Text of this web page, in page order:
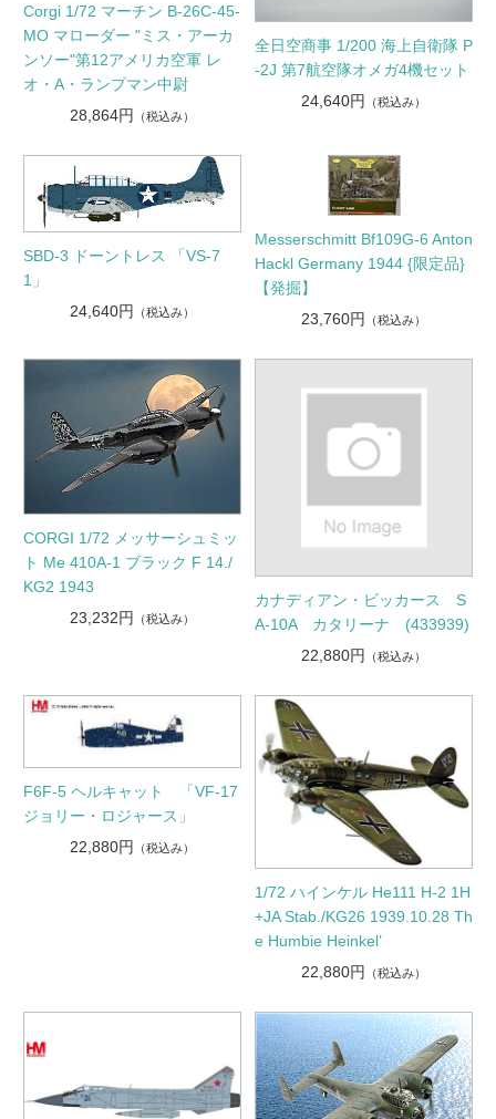
Corgi 1/72 マーチン B-26C-45-
MO マローダー "ミス・アーカ
ンソー"第12アメリカ空軍 レ
オ・A・ランプマン中尉
28,864円
（税込み）
全日空商事 1/200 海上自衛隊 P
-2J 第7航空隊オメガ4機セット
24,640円
（税込み）
SBD-3 ドーントレス 「VS-7
1」
24,640円
（税込み）
Messerschmitt Bf109G-6 Anton
Hackl Germany 1944 {限定品}
【発掘】
23,760円
（税込み）
CORGI 1/72 メッサーシュミッ
ト Me 410A-1 ブラック F 14./
KG2 1943
23,232円
（税込み）
カナディアン・ビッカース S
A-10A カタリーナ (433939)
22,880円
（税込み）
F6F-5 ヘルキャット 「VF-17
ジョリー・ロジャース」
22,880円
（税込み）
1/72 ハインケル He111 H-2 1H
+JA Stab./KG26 1939.10.28 Th
e Humbie Heinkel’
22,880円
（税込み）